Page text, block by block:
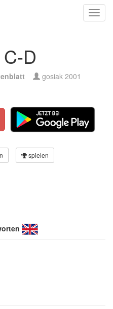
D
gosiak 2001
spielen